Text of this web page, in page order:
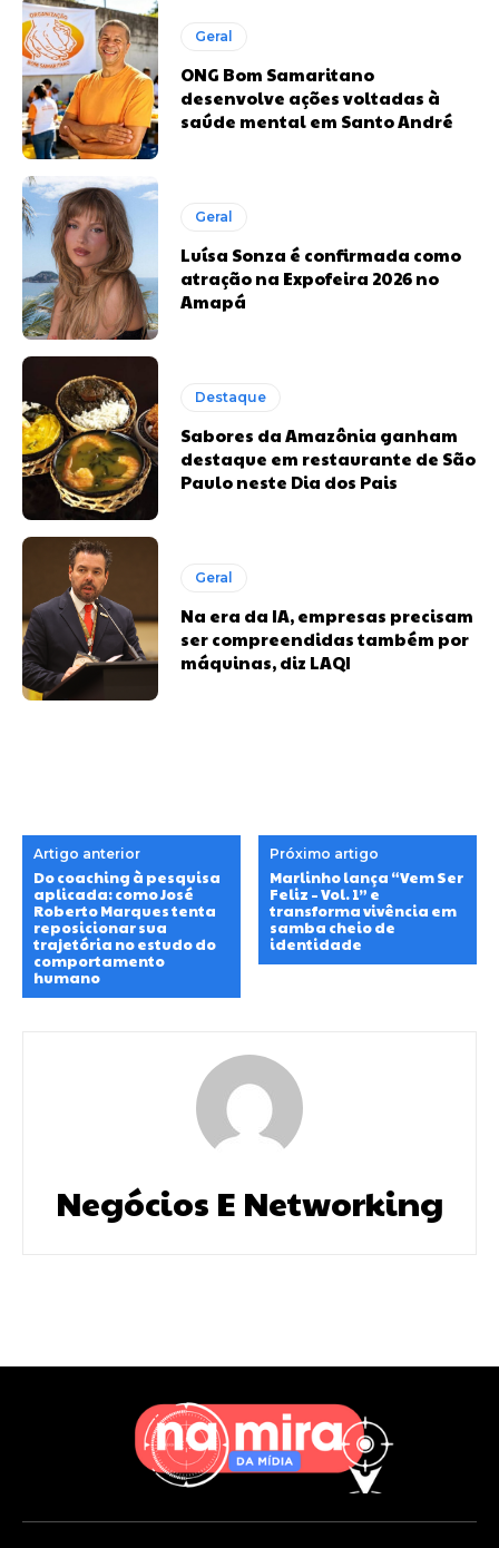
Geral
ONG Bom Samaritano
desenvolve ações voltadas à
saúde mental em Santo André
Geral
Luísa Sonza é confirmada como
atração na Expofeira 2026 no
Amapá
Destaque
Sabores da Amazônia ganham
destaque em restaurante de São
Paulo neste Dia dos Pais
Geral
Na era da IA, empresas precisam
ser compreendidas também por
máquinas, diz LAQI
Artigo anterior
Do coaching à pesquisa
aplicada: como José
Roberto Marques tenta
reposicionar sua
trajetória no estudo do
comportamento
humano
Próximo artigo
Marlinho lança “Vem Ser
Feliz – Vol. 1” e
transforma vivência em
samba cheio de
identidade
Negócios E Networking